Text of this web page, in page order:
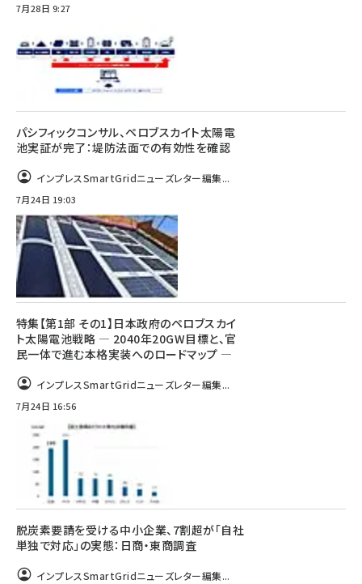
7月28日 9:27
パシフィックコンサル、ペロブスカイト太陽電
池実証が完了：堤防法面での有効性を確認
インプレスSmartGridニューズレター編集...
7月24日 19:03
特集【第1部 その1】日本政府のペロブスカイ
ト太陽電池戦略 ― 2040年20GW目標と、官
民一体で進む本格実装へのロードマップ ―
インプレスSmartGridニューズレター編集...
7月24日 16:56
脱炭素要請を受ける中小企業、7割超が「自社
単独で対応」の実態：日商・東商調査
インプレスSmartGridニューズレター編集...